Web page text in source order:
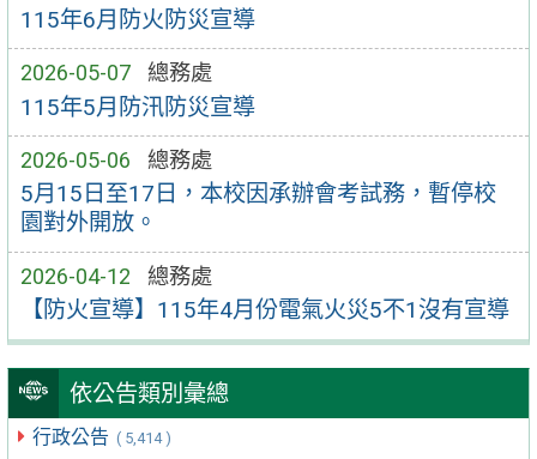
115年6月防火防災宣導
2026-05-07 總務處
115年5月防汛防災宣導
2026-05-06 總務處
5月15日至17日，本校因承辦會考試務，暫停校
園對外開放。
2026-04-12 總務處
【防火宣導】115年4月份電氣火災5不1沒有宣導
依公告類別彙總
行政公告 ( 5,414 )